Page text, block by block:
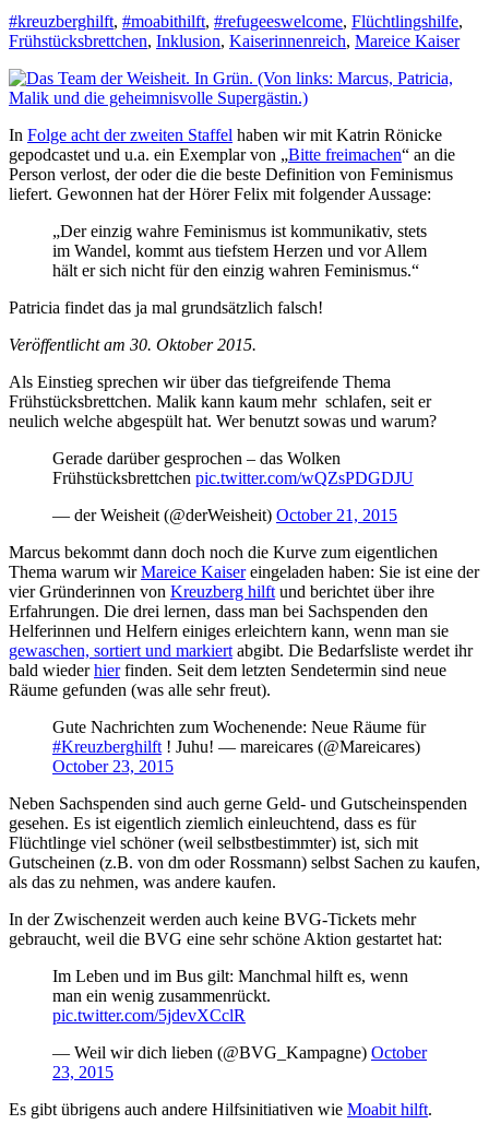
#kreuzberghilft, #moabithilft, #refugeeswelcome, Flüchtlingshilfe,
Frühstücksbrettchen, Inklusion, Kaiserinnenreich, Mareice Kaiser
In Folge acht der zweiten Staffel haben wir mit Katrin Rönicke
gepodcastet und u.a. ein Exemplar von „Bitte freimachen“ an die
Person verlost, der oder die die beste Definition von Feminismus
liefert. Gewonnen hat der Hörer Felix mit folgender Aussage:
„Der einzig wahre Feminismus ist kommunikativ, stets
im Wandel, kommt aus tiefstem Herzen und vor Allem
hält er sich nicht für den einzig wahren Feminismus.“
Patricia findet das ja mal grundsätzlich falsch!
Veröffentlicht am 30. Oktober 2015.
Als Einstieg sprechen wir über das tiefgreifende Thema
Frühstücksbrettchen. Malik kann kaum mehr schlafen, seit er
neulich welche abgespült hat. Wer benutzt sowas und warum?
Gerade darüber gesprochen – das Wolken
Frühstücksbrettchen pic.twitter.com/wQZsPDGDJU
— der Weisheit (@derWeisheit) October 21, 2015
Marcus bekommt dann doch noch die Kurve zum eigentlichen
Thema warum wirMareice Kaisereingeladen haben: Sie ist eine der
vier Gründerinnen von Kreuzberg hilftund berichtet über ihre
Erfahrungen. Die drei lernen, dass man bei Sachspenden den
Helferinnen und Helfern einiges erleichtern kann, wenn man sie
gewaschen, sortiert und markiertabgibt. Die Bedarfsliste werdet ihr
bald wiederhierfinden. Seit dem letzten Sendetermin sind neue
Räume gefunden (was alle sehr freut).
Gute Nachrichten zum Wochenende: Neue Räume für
#Kreuzberghilft! Juhu! — mareicares (@Mareicares)
October 23, 2015
Neben Sachspenden sind auch gerne Geld- und Gutscheinspenden
gesehen. Es ist eigentlich ziemlich einleuchtend, dass es für
Flüchtlinge viel schöner (weil selbstbestimmter) ist, sich mit
Gutscheinen (z.B. von dm oder Rossmann) selbst Sachen zu kaufen,
als das zu nehmen, was andere kaufen.
In der Zwischenzeit werden auch keine BVG-Tickets mehr
gebraucht, weil die BVG eine sehr schöne Aktion gestartet hat:
Im Leben und im Bus gilt: Manchmal hilft es, wenn
man ein wenig zusammenrückt.
pic.twitter.com/5jdevXCclR
— Weil wir dich lieben (@BVG_Kampagne) October
23, 2015
Es gibt übrigens auch andere Hilfsinitiativen wie Moabit hilft.